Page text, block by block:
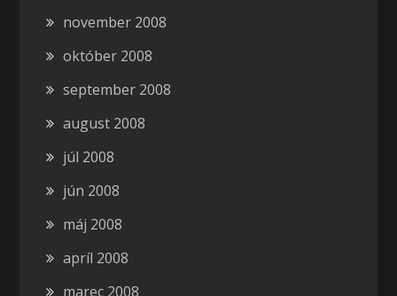
november 2008
október 2008
september 2008
august 2008
júl 2008
jún 2008
máj 2008
apríl 2008
marec 2008